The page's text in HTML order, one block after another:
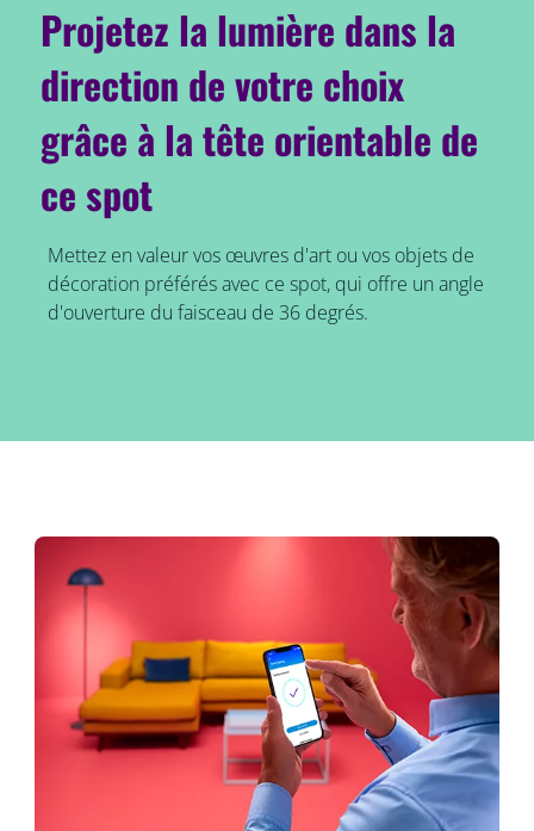
Projetez la lumière dans la
direction de votre choix
grâce à la tête orientable de
ce spot
Mettez en valeur vos œuvres d'art ou vos objets de
décoration préférés avec ce spot, qui offre un angle
d'ouverture du faisceau de 36 degrés.